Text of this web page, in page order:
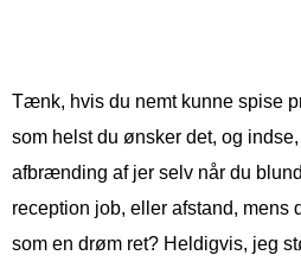
Tænk, hvis du nemt kunne spise
som helst du ønsker det, og
afbrænding af jer selv når du
reception job, eller afstand, mens
som en drøm ret? Heldigvis, jeg